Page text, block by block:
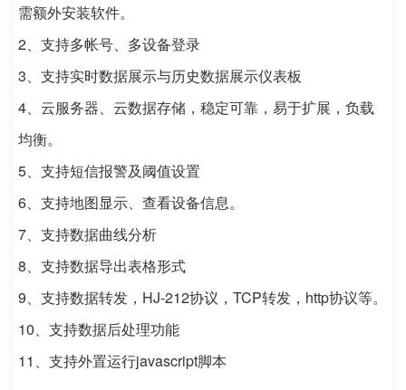
需额外安装软件。
2、支持多帐号、多设备登录
3、支持实时数据展示与历史数据展示仪表板
4、云服务器、云数据存储，稳定可靠，易于扩展，负载
均衡。
5、支持短信报警及阈值设置
6、支持地图显示、查看设备信息。
7、支持数据曲线分析
8、支持数据导出表格形式
9、支持数据转发，HJ-212协议，TCP转发，http协议等。
10、支持数据后处理功能
11、支持外置运行javascript脚本